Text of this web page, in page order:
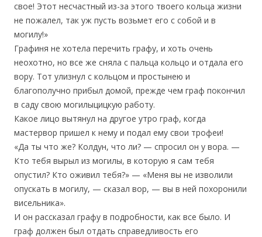
свое! Этот несчастный из-за этого твоего кольца жизни
не пожалел, так уж пусть возьмет его с собой и в
могилу!»
Графиня не хотела перечить графу, и хоть очень
неохотно, но все же сняла с пальца кольцо и отдала его
вору. Тот улизнул с кольцом и простынею и
благополучно прибыл домой, прежде чем граф покончил
в саду свою могилыцицкую работу.
Какое лицо вытянул на другое утро граф, когда
мастервор пришел к нему и подал ему свои трофеи!
«Да ты что же? Колдун, что ли? — спросил он у вора. —
Кто тебя вырыл из могилы, в которую я сам тебя
опустил? Кто оживил тебя?» — «Меня вы не изволили
опускать в могилу, — сказал вор, — вы в ней похоронили
висельника».
И он рассказал графу в подробности, как все было. И
граф должен был отдать справедливость его